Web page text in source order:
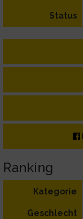
Status
Ranking
Kategorie
Geschlecht